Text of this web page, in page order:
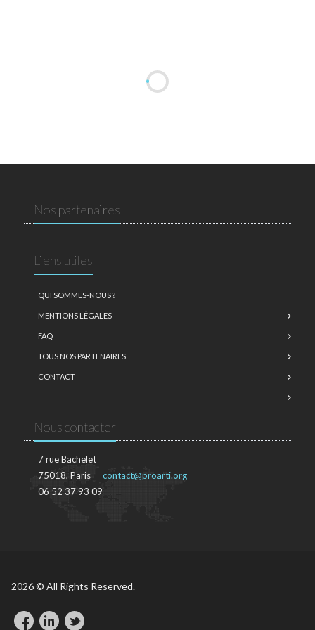
Nos partenaires
Liens utiles
QUI SOMMES-NOUS ?
MENTIONS LÉGALES
FAQ
TOUS NOS PARTENAIRES
CONTACT
Nous contacter
7 rue Bachelet
75018, Paris
06 52 37 93 09
contact@proarti.org
2026 © All Rights Reserved.